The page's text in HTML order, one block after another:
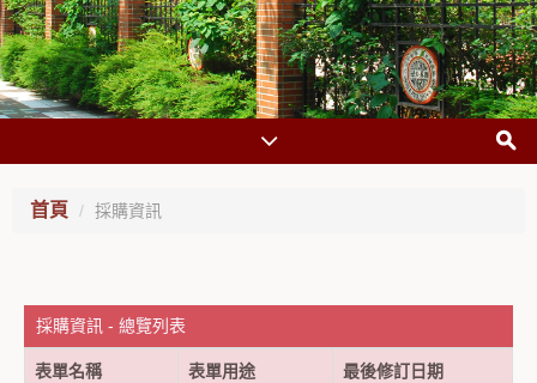
首頁 採購資訊
採購資訊 - 總覽列表
表單名稱 表單用途 最後修訂日期